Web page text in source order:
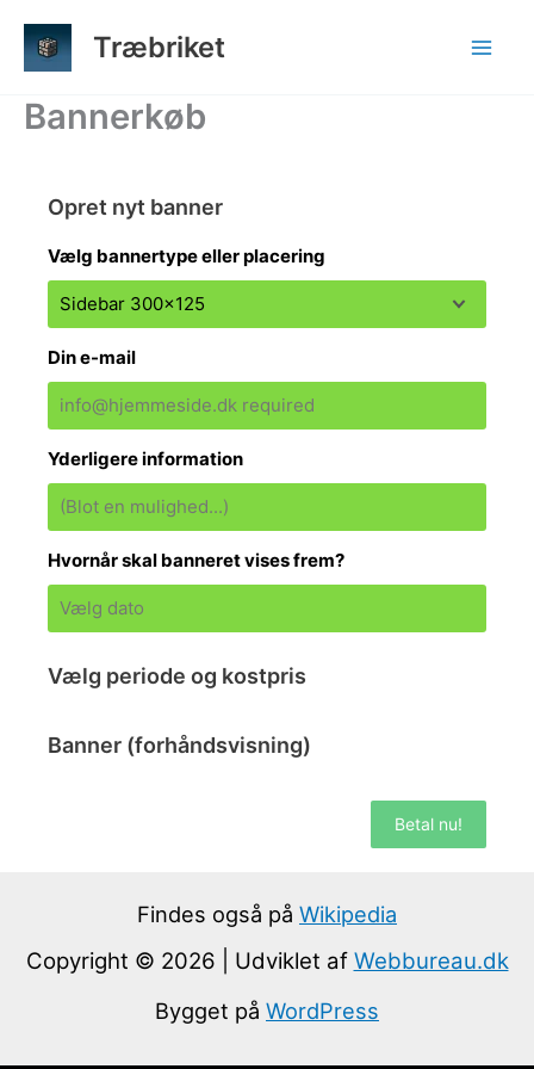
Træbriket
Bannerkøb
Opret nyt banner
Vælg bannertype eller placering
Din e-mail
Yderligere information
Hvornår skal banneret vises frem?
Vælg periode og kostpris
Banner (forhåndsvisning)
Betal nu!
Findes også på Wikipedia
Copyright © 2026 | Udviklet af Webbureau.dk
Bygget på WordPress